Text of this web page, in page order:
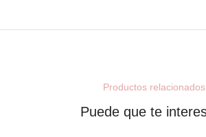
Productos relacionados
Puede que te